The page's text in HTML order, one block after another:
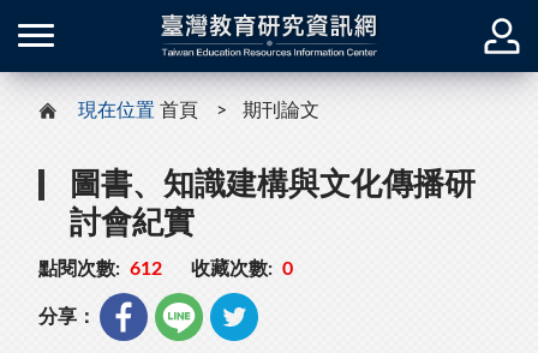
現在位置 首頁 期刊論文
圖書、知識建構與文化傳播研
討會紀實
點閱次數: 612 收藏次數: 0
分享：